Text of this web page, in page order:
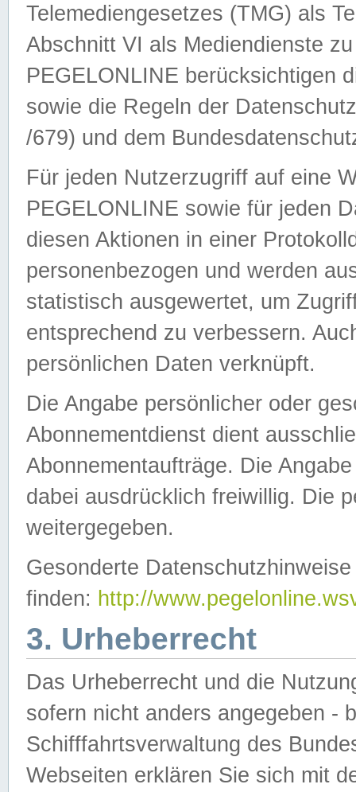
Telemediengesetzes (TMG) als
Abschnitt VI als Mediendienste
PEGELONLINE berücksichtigen
sowie die Regeln der
/679) und dem
Für jeden Nutzerzugriff auf eine
PEGELONLINE sowie für jeden
diesen Aktionen in einer
personenbezogen und werden
statistisch ausgewertet, um
entsprechend zu verbessern.
persönlichen Daten verknüpft.
Die Angabe persönlicher oder
Abonnementdienst dient
Abonnementaufträge. Die
dabei ausdrücklich freiwillig. Die
weitergegeben.
Gesonderte
finden: http://
3. Urheberrecht
Das Urheberrecht und die
sofern nicht anders angegeben -
Schifffahrtsverwaltung des
Webseiten erklären Sie sich mit